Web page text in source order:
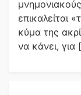
επικαλείται
κύμα της
να κάνει, για